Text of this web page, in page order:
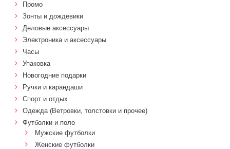
Промо
Зонты и дождевики
Деловые аксессуары
Электроника и аксессуары
Часы
Упаковка
Новогодние подарки
Ручки и карандаши
Спорт и отдых
Одежда (Ветровки, толстовки и прочее)
Футболки и поло
Мужские футболки
Женские футболки